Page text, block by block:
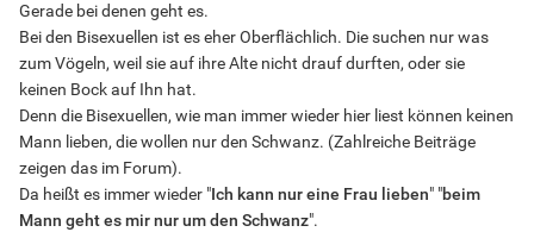
Gerade bei denen geht es.
Bei den Bisexuellen ist es eher Oberflächlich. Die suchen nur was
zum Vögeln, weil sie auf ihre Alte nicht drauf durften, oder sie
keinen Bock auf Ihn hat.
Denn die Bisexuellen, wie man immer wieder hier liest können keinen
Mann lieben, die wollen nur den Schwanz. (Zahlreiche Beiträge
zeigen das im Forum).
Da heißt es immer wieder "Ich kann nur eine Frau lieben" "beim
Mann geht es mir nur um den Schwanz".